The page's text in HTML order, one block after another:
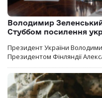
Володимир
Стуббом посилення
Президент України
Президентом Фінляндії